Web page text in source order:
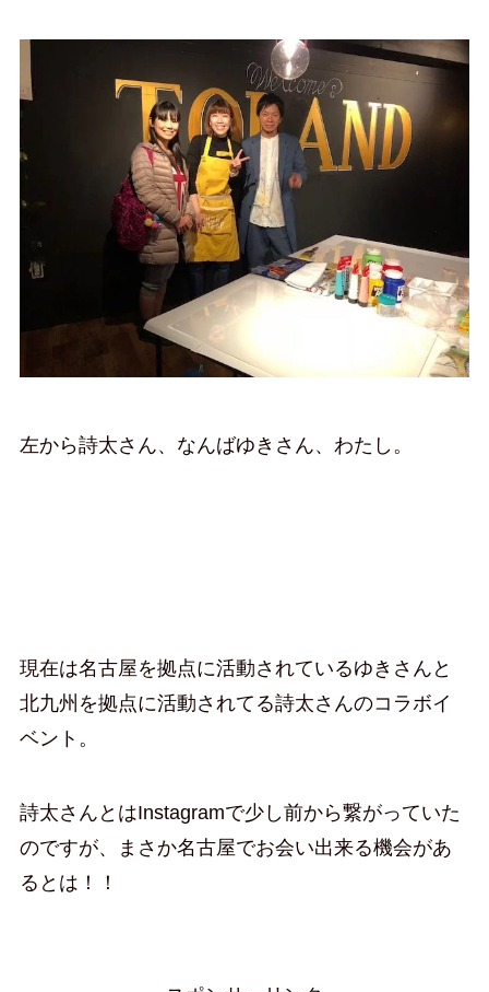
左から詩太さん、なんばゆきさん、わたし。
現在は名古屋を拠点に活動されているゆきさんと
北九州を拠点に活動されてる詩太さんのコラボイ
ベント。
詩太さんとはInstagramで少し前から繋がっていた
のですが、まさか名古屋でお会い出来る機会があ
るとは！！